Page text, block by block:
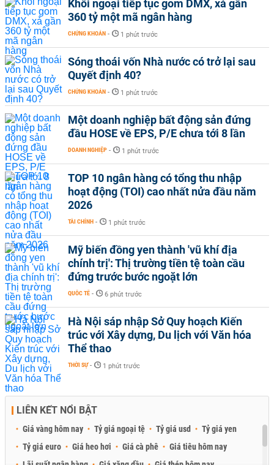
Khối ngoại tiếp tục gom DMX, xả gần
360 tỷ một mã ngân hàng
CHỨNG KHOÁN - 1 phút trước
Sóng thoái vốn Nhà nước có trở lại sau
Quyết định 40?
CHỨNG KHOÁN - 1 phút trước
Một doanh nghiệp bất động sản đứng
đầu HOSE về EPS, P/E chưa tới 8 lần
DOANH NGHIỆP - 1 phút trước
TOP 10 ngân hàng có tổng thu nhập
hoạt động (TOI) cao nhất nửa đầu năm
2026
TÀI CHÍNH - 1 phút trước
Mỹ biến đồng yen thành 'vũ khí địa
chính trị': Thị trường tiền tệ toàn cầu
đứng trước bước ngoặt lớn
QUỐC TẾ - 6 phút trước
Hà Nội sáp nhập Sở Quy hoạch Kiến
trúc với Xây dựng, Du lịch với Văn hóa
Thể thao
THỜI SỰ - 1 phút trước
LIÊN KẾT NỔI BẬT
Giá vàng hôm nay Tỷ giá ngoại tệ Tỷ giá usd
Tỷ giá yen
Tỷ giá euro
Giá heo hơi Giá cà phê
Giá tiêu hôm nay